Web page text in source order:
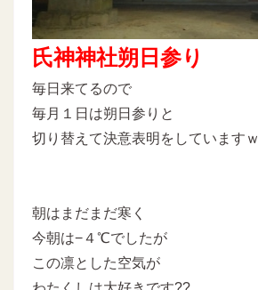
氏神神社朔日参り
毎日来てるので
毎月１日は朔日参りと
切り替えて決意表明をしていますｗ
朝はまだまだ寒く
今朝は−４℃でしたが
この凛とした空気が